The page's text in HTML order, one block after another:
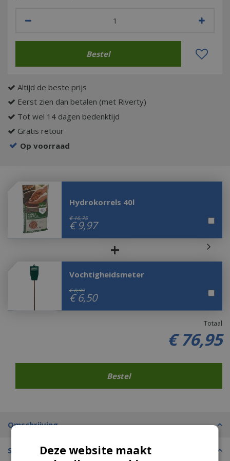
Altijd de beste prijs
Eerst zien dan betalen (met Riverty)
Tot wel 14 dagen bedenktijd
Gratis retour
Op voorraad
Hydrokorrels 40l
€ 16,75
€ 9,97
+
Vochtigheidsmeter
€ 8,99
€6,50
Totaal
€ 76,95
Omschrijving
SpecificatiesDeze website maakt